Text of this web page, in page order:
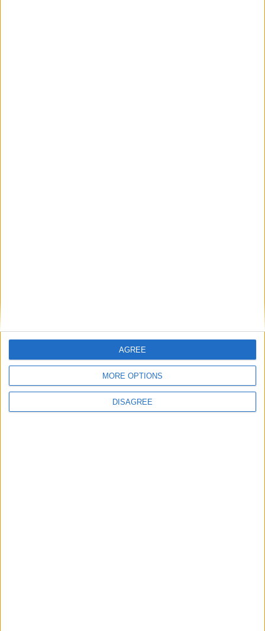
MORE OPTIONS
DISAGREE
AGREE